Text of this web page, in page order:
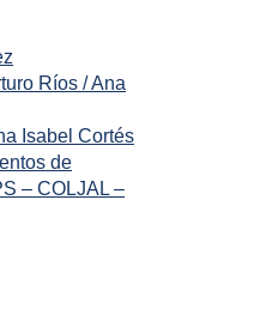
Ríos / Ana
Isabel Cortés
de
– COLJAL –